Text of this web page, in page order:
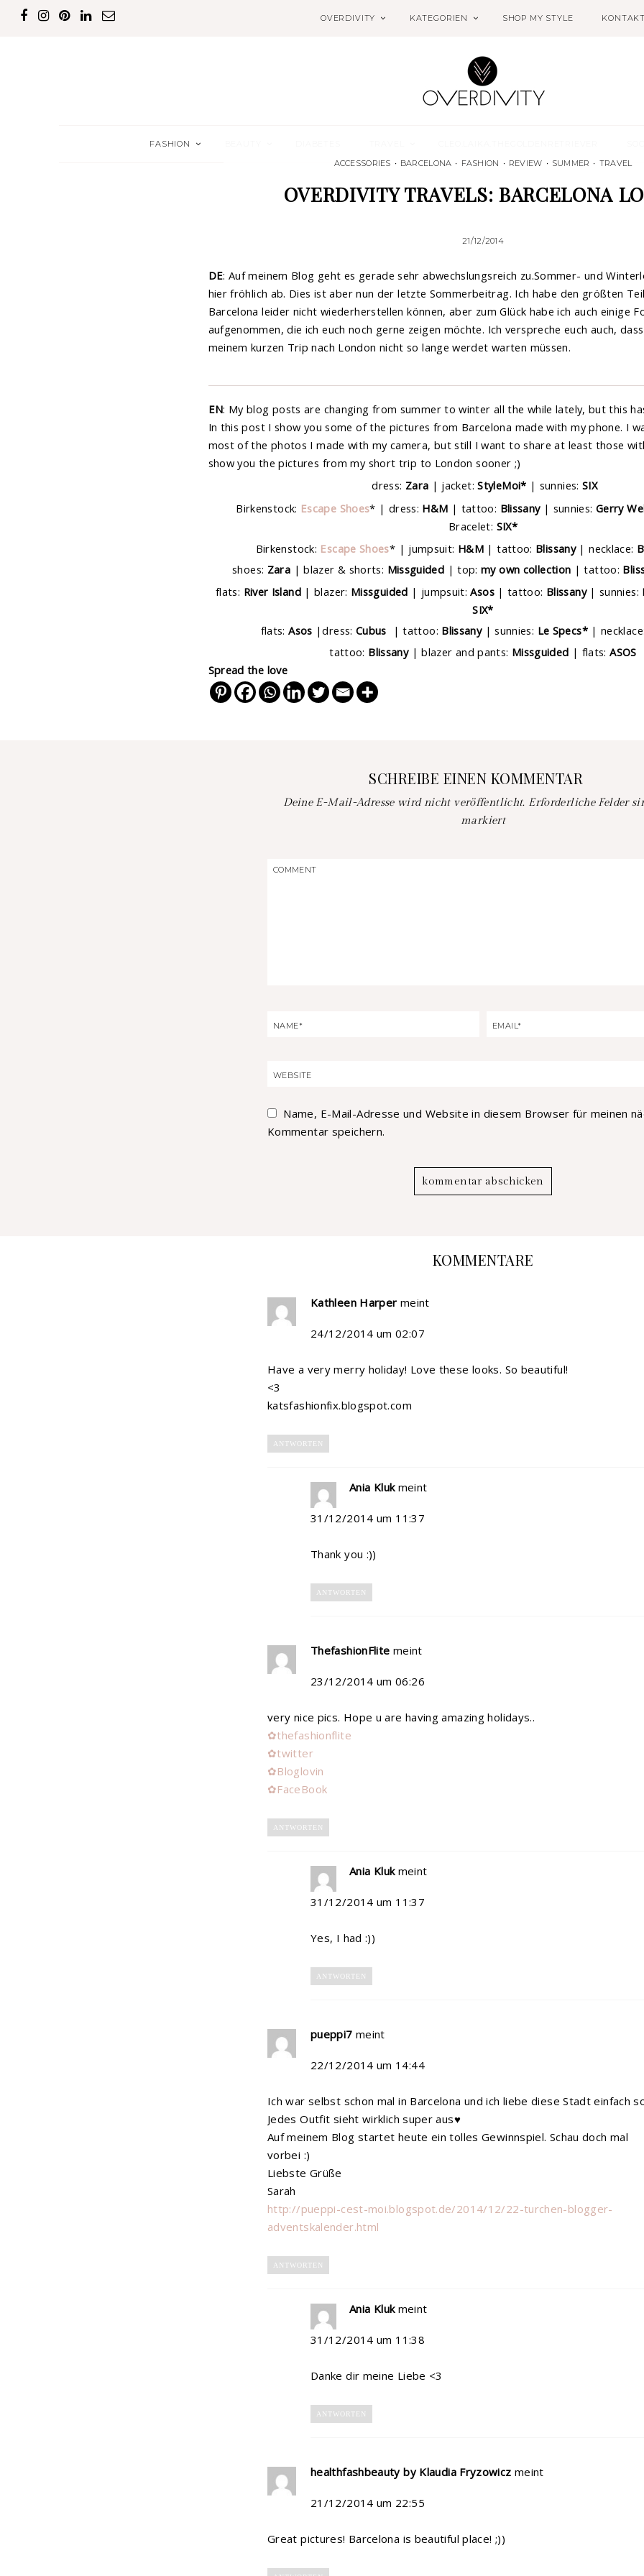
OVERDIVITY KATEGORIEN SHOP MY STYLE KONTAKT
FASHION
ACCESSORIES • BARCELONA • FASHION • REVIEW • SUMMER • TRAVEL
OVERDIVITY TRAVELS: BARCELONA
21/12/2014
DE: Auf meinem Blog geht es gerade sehr abwechslungsreich zu.Sommer- und
hier fröhlich ab. Dies ist aber nun der letzte Sommerbeitrag. Ich habe den größten
Barcelona leider nicht wiederherstellen können, aber zum Glück habe ich auch einige
aufgenommen, die ich euch noch gerne zeigen möchte. Ich verspreche euch auch,
meinem kurzen Trip nach London nicht so lange werdet warten müssen.
EN: My blog posts are changing from summer to winter all the while lately, but this
In this post I show you some of the pictures from Barcelona made with my phone. I
most of the photos I made with my camera, but still I want to share at least those
show you the pictures from my short trip to London sooner ;)
dress: Zara | jacket:StyleMoi* | sunnies:SIX
Birkenstock: Escape Shoes* | dress: H&M | tattoo: Blissany| sunnies: Gerry
Bracelet: SIX*
Birkenstock: Escape Shoes* | jumpsuit: H&M | tattoo: Blissany| necklace:
shoes: Zara | blazer & shorts: Missguided | top:my own collection | tattoo:
flats: River Island| blazer: Missguided | jumpsuit:Asos| tattoo: Blissany| sunnies:
SIX*
flats:Asos |dress: Cubus | tattoo: Blissany| sunnies: Le Specs*| necklace:
tattoo: Blissany| blazer and pants: Missguided | flats: ASOS
Spread the love
SCHREIBE EINEN KOMMENTAR
Deine E-Mail-Adresse wird nicht veröffentlicht. Erforderliche Felder
markiert
Name, E-Mail-Adresse und Website in diesem Browser für meinen
Kommentar speichern.
KOMMENTARE
Kathleen Harper meint
24/12/2014 um 02:07
Have a very merry holiday! Love these looks. So beautiful!
<3
katsfashionfix.blogspot.com
ANTWORTEN
Ania Kluk meint
31/12/2014 um 11:37
Thank you :))
ANTWORTEN
ThefashionFlite meint
23/12/2014 um 06:26
very nice pics. Hope u are having amazing holidays..
✿thefashionflite
✿twitter
✿Bloglovin
✿FaceBook
ANTWORTEN
Ania Kluk meint
31/12/2014 um 11:37
Yes, I had :))
ANTWORTEN
pueppi7 meint
22/12/2014 um 14:44
Ich war selbst schon mal in Barcelona und ich liebe diese Stadt einfach
Jedes Outfit sieht wirklich super aus♥
Auf meinem Blog startet heute ein tolles Gewinnspiel. Schau doch mal
vorbei :)
Liebste Grüße
Sarah
http://pueppi-cest-moi.blogspot.de/2014/12/22-turchen-blogger-
adventskalender.html
ANTWORTEN
Ania Kluk meint
31/12/2014 um 11:38
Danke dir meine Liebe <3
ANTWORTEN
healthfashbeauty by Klaudia Fryzowicz meint
21/12/2014 um 22:55
Great pictures! Barcelona is beautiful place! ;))